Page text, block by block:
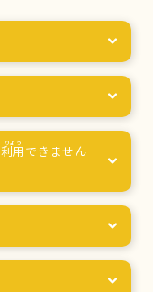
利用 できません